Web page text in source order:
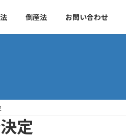
倒産法 お問い合わせ
定